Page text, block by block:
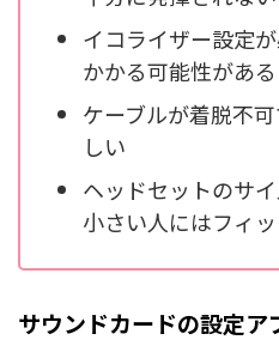
イコライザー設定
かかる可能性がある
ケーブルが着脱不
しい
ヘッドセットのサ
小さい人にはフィ
サウンドカードの設定ア